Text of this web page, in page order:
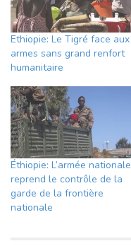
Ethiopie: Le Tigré face aux
armes sans grand renfort
humanitaire
Éthiopie: L’armée nationale
reprend le contrôle de la
garde de la frontière
nationale